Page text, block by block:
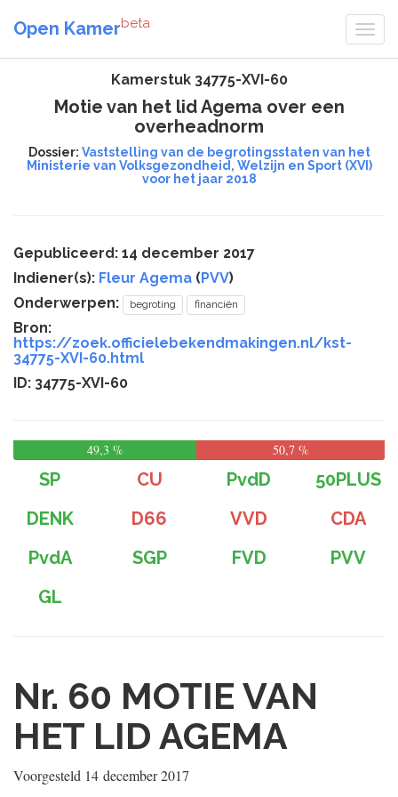
Open Kamerbeta
Kamerstuk 34775-XVI-60
Motie van het lid Agema over een
overheadnorm
Dossier: Vaststelling van de begrotingsstaten van het
Ministerie van Volksgezondheid, Welzijn en Sport (XVI)
voor het jaar 2018
Gepubliceerd: 14 december 2017
Indiener(s): Fleur Agema (PVV)
Onderwerpen:
begroting financiën
Bron:
https://zoek.officielebekendmakingen.nl/kst-
34775-XVI-60.html
ID: 34775-XVI-60
49,3 % 50,7 %
SP CU PvdD
50PLUS
DENK
D66 VVD
CDA
PvdA
SGP FVD
PVV
GL
Nr. 60 MOTIE VAN
HET LID AGEMA
Voorgesteld 14 december 2017